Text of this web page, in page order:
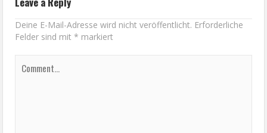
Deine E-Mail-Adresse wird nicht veröffentlicht. Erforderliche
Felder sind mit* markiert